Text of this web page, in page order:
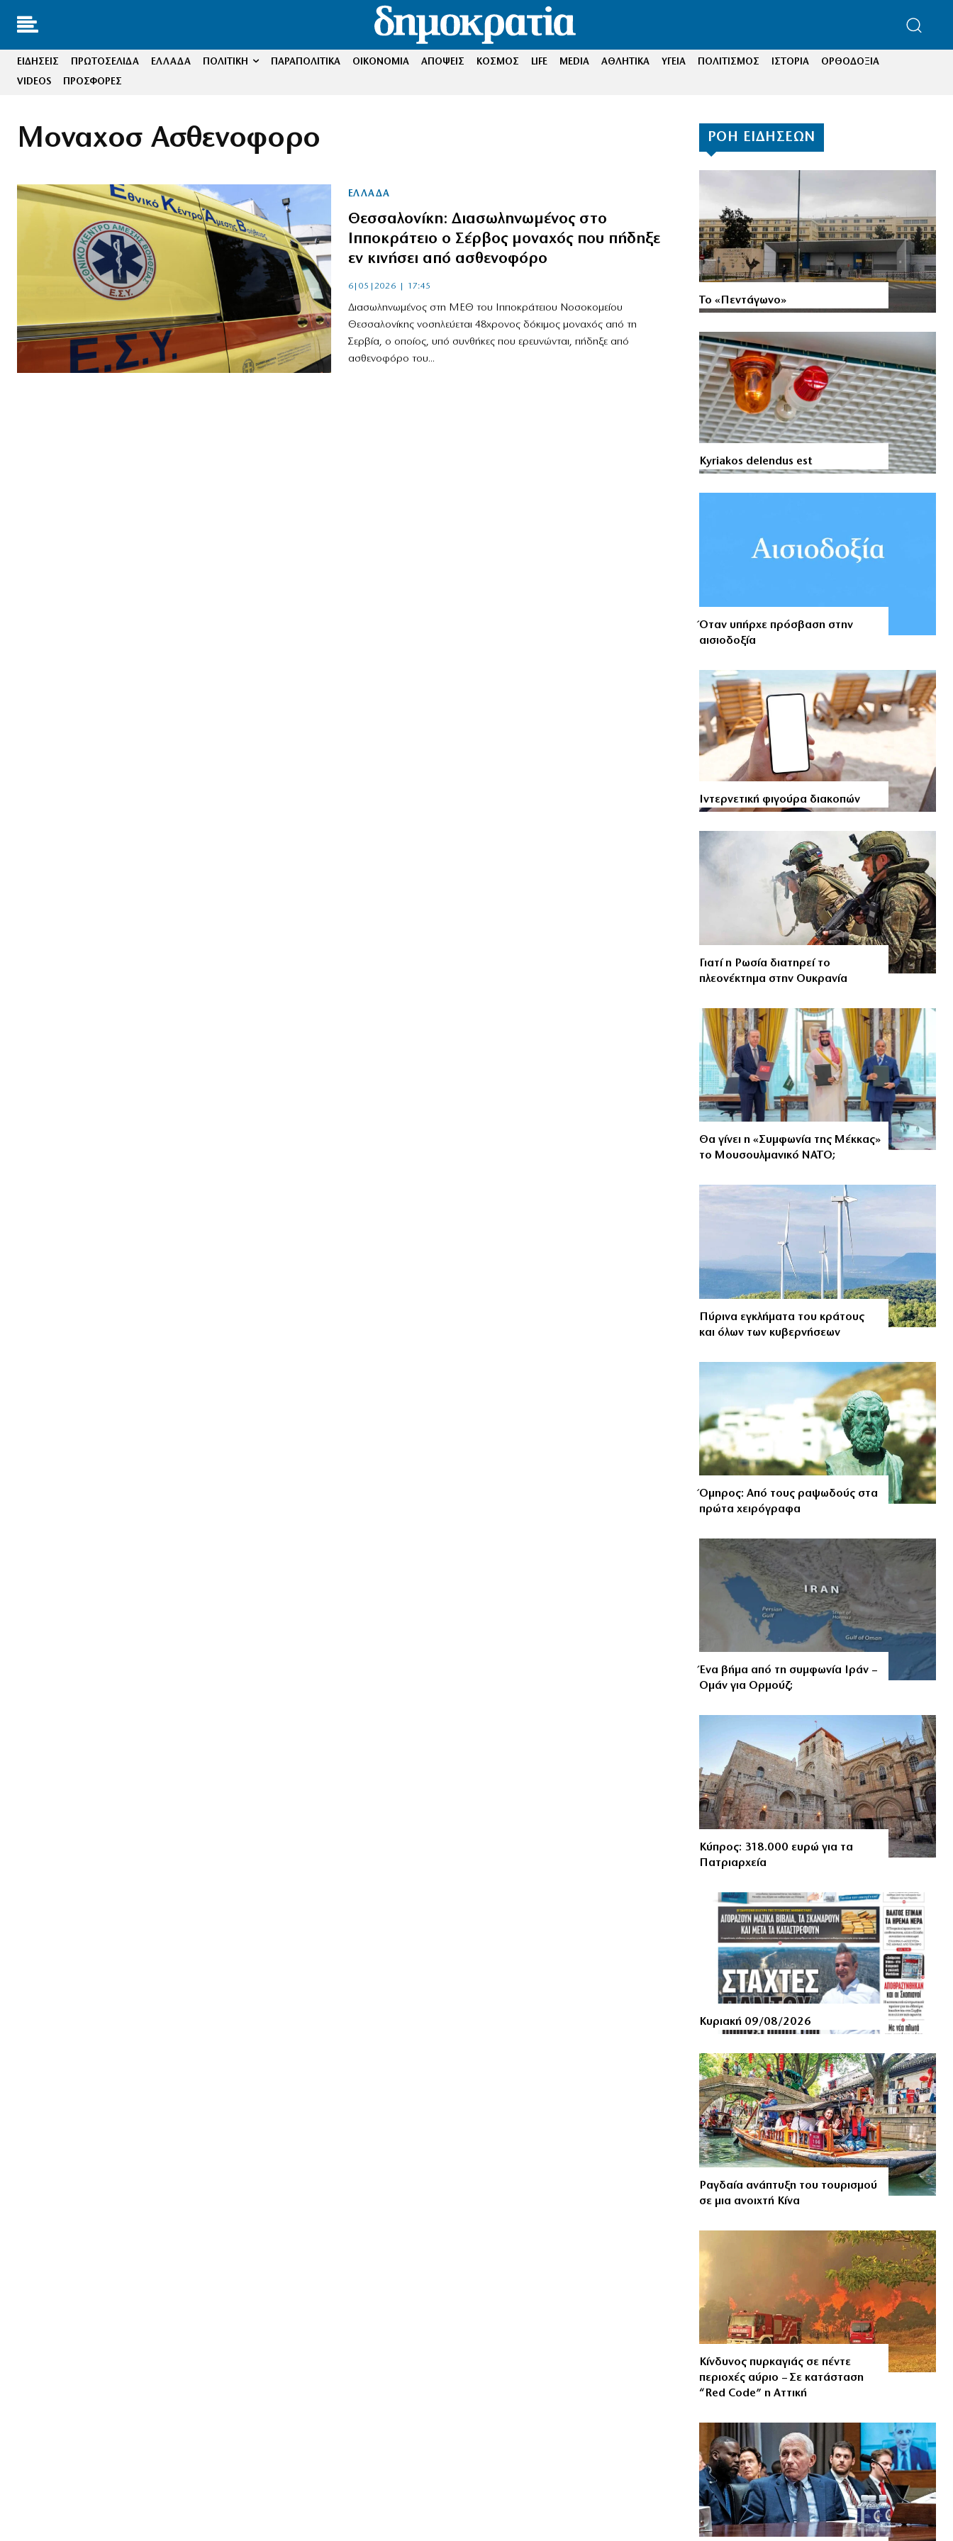
ΕΙΔΗΣΕΙΣ ΠΡΩΤΟΣΕΛΙΔΑ ΕΛΛΑΔΑ ΠΟΛΙΤΙΚΗ ΠΑΡΑΠΟΛΙΤΙΚΑ ΟΙΚΟΝΟΜΙΑ ΑΠΟΨΕΙΣ ΚΟΣΜΟΣ LIFE MEDIA ΑΘΛΗΤΙΚΑ ΥΓΕΙΑ ΠΟΛΙΤΙΣΜΟΣ ΙΣΤΟΡΙΑ
ΟΡΘΟΔΟΞΙΑ
VIDEOS
ΠΡΟΣΦΟΡΕΣ
Μοναχοσ Ασθενοφορο
ΕΛΛΑΔΑ
Θεσσαλονίκη: Διασωληνωμένος στο
Ιπποκράτειο ο Σέρβος μοναχός που πήδηξε
εν κινήσει από ασθενοφόρο
6|05|2026 | 17:45
Διασωληνωμένος στη ΜΕΘ του Ιπποκράτειου Νοσοκομείου
Θεσσαλονίκης νοσηλεύεται 48χρονος δόκιμος μοναχός από τη
Σερβία, ο οποίος, υπό συνθήκες που ερευνώνται, πήδηξε από
ασθενοφόρο του...
ΡΟΗ ΕΙΔΗΣΕΩΝ
Το «Πεντάγωνο»
Kyriakos delendus est
Όταν υπήρχε πρόσβαση στην
αισιοδοξία
Ιντερνετική φιγούρα διακοπών
Γιατί η Ρωσία διατηρεί το
πλεονέκτημα στην Ουκρανία
Θα γίνει η «Συμφωνία της Μέκκας»
το Μουσουλμανικό ΝΑΤΟ;
Πύρινα εγκλήματα του κράτους
και όλων των κυβερνήσεων
Όμηρος: Από τους ραψωδούς στα
πρώτα χειρόγραφα
Ένα βήμα από τη συμφωνία Ιράν –
Ομάν για Ορμούζ;
Κύπρος: 318.000 ευρώ για τα
Πατριαρχεία
Κυριακή 09/08/2026
Ραγδαία ανάπτυξη του τουρισμού
σε μια ανοιχτή Κίνα
Κίνδυνος πυρκαγιάς σε πέντε
περιοχές αύριο – Σε κατάσταση
“Red Code” η Αττική